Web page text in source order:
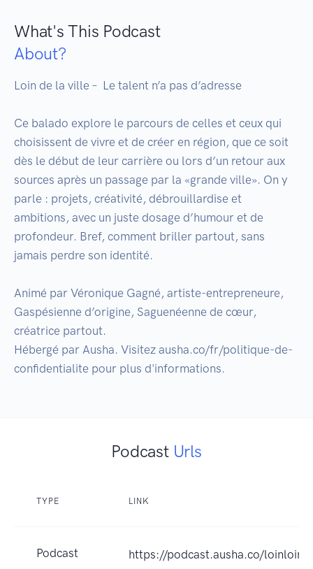
What's This Podcast
About?
Loin de la ville –  Le talent n’a pas d’adresse
Ce balado explore le parcours de celles et ceux qui
choisissent de vivre et de créer en région, que ce soit
dès le début de leur carrière ou lors d’un retour aux
sources après un passage par la «grande ville». On y
parle : projets, créativité, débrouillardise et
ambitions, avec un juste dosage d’humour et de
profondeur. Bref, comment briller partout, sans
jamais perdre son identité.
Animé par Véronique Gagné, artiste-entrepreneure,
Gaspésienne d’origine, Saguenéenne de cœur,
créatrice partout.
Hébergé par Ausha. Visitez ausha.co/fr/politique-de-
confidentialite pour plus d'informations.
Podcast Urls
TYPE LINK
Podcast https://podcast.ausha.co/